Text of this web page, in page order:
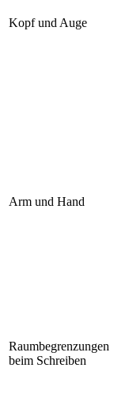
Kopf und Auge
Arm und Hand
Raumbegrenzungen
beim Schreiben